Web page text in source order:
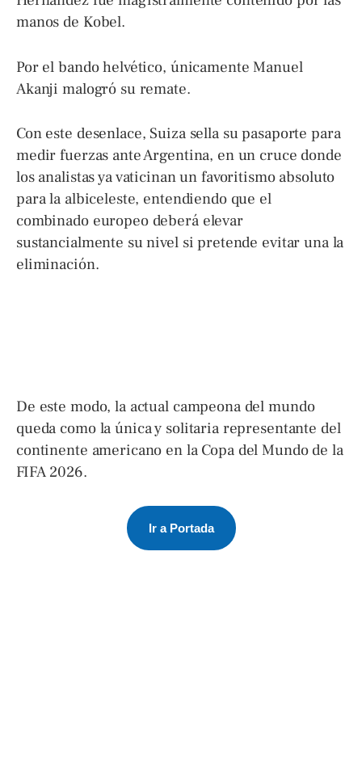
manos de Kobel.
Por el bando helvético, únicamente Manuel
Akanji malogró su remate.
Con este desenlace, Suiza sella su pasaporte para
medir fuerzas ante Argentina, en un cruce donde
los analistas ya vaticinan un favoritismo absoluto
para la albiceleste, entendiendo que el
combinado europeo deberá elevar
sustancialmente su nivel si pretende evitar una la
eliminación.
De este modo, la actual campeona del mundo
queda como la única y solitaria representante del
continente americano en la Copa del Mundo de la
FIFA 2026.
Ir a Portada